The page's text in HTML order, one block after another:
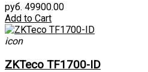
руб. 49900.00
Add to Cart
icon
ZKTeco TF1700-ID